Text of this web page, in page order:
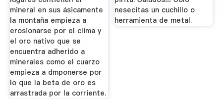
mineral en sus ásicamente
la montaña empieza a
erosionarse por el clima y
el oro nativo que se
encuentra adherido a
minerales como el cuarzo
empieza a dmponerse por
lo que la beta de oro es
arrastrada por la corriente.
nesecitas un cuchillo o
herramienta de metal.